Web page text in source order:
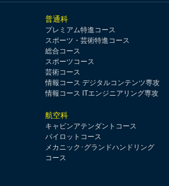
普通科
プレミアム特進コース
スポーツ・芸術特進コース
総合コース
スポーツコース
芸術コース
情報コース デジタルコンテンツ専攻
情報コース ITエンジニアリング専攻
航空科
キャビンアテンダントコース
パイロットコース
メカニック･グランドハンドリング
コース